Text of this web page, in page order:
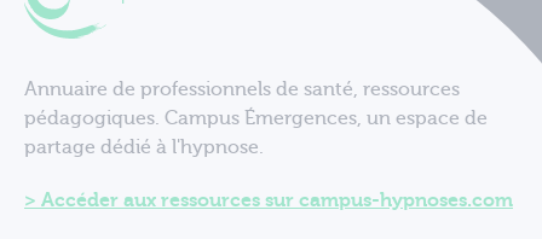
Annuaire de professionnels de santé, ressources
pédagogiques. Campus Émergences, un espace de
partage dédié à l'hypnose.
Accéder aux ressources sur campus-hypnoses.com